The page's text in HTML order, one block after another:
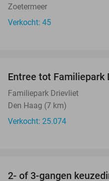
Zoetermeer
Verkocht: 45
Entree tot Familiepark
Familiepark Drievliet
Den Haag (7 km)
Verkocht: 25.074
2- of 3-gangen